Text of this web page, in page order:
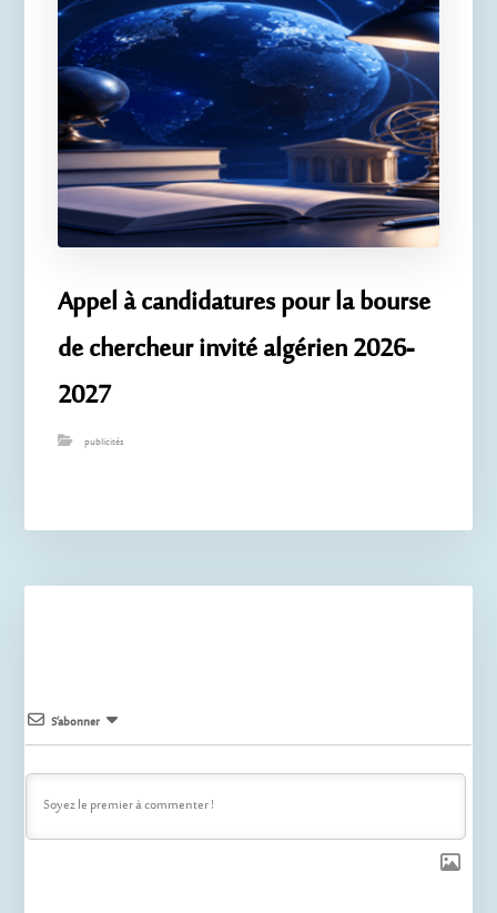
Appel à candidatures pour la bourse
de chercheur invité algérien 2026-
2027
publicités
S’abonner